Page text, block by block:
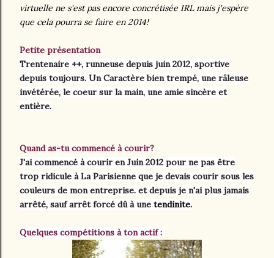
virtuelle ne s'est pas encore concrétisée IRL mais j'espère
que cela pourra se faire en 2014!
Petite présentation
Trentenaire ++, runneuse depuis juin 2012, sportive
depuis toujours. Un Caractère bien trempé, une râleuse
invétérée, le coeur sur la main, une amie sincère et
entière.
Quand as-tu commencé à courir?
J'ai commencé à courir en Juin 2012 pour ne pas être
trop ridicule à La Parisienne que je devais courir sous les
couleurs de mon entreprise. et depuis je n'ai plus jamais
arrêté, sauf arrêt forcé dû à une tendinite.
Quelques compétitions à ton actif :